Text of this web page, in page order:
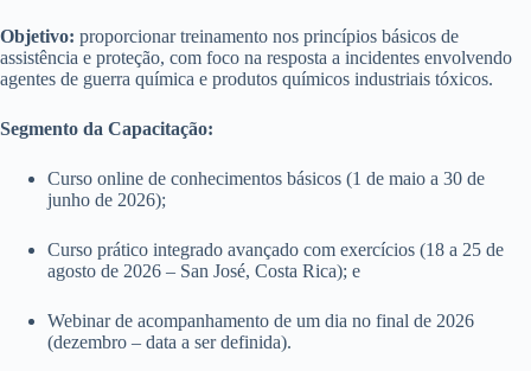
Objetivo: proporcionar treinamento nos princípios básicos de
assistência e proteção, com foco na resposta a incidentes envolvendo
agentes de guerra química e produtos químicos industriais tóxicos.
Segmento da Capacitação:
Curso online de conhecimentos básicos (1 de maio a 30 de
junho de 2026);
Curso prático integrado avançado com exercícios (18 a 25 de
agosto de 2026 – San José, Costa Rica); e
Webinar de acompanhamento de um dia no final de 2026
(dezembro – data a ser definida).